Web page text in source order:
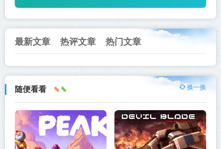
最新文章 热评文章 热门文章
随便看看 换一换